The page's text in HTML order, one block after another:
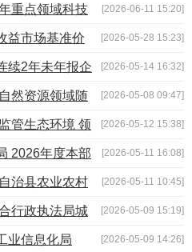
[2026-06-11 15:20]
重点领域科技
[2026-05-28 15:23]
益市场基准价
[2026-05-14 16:32]
续2年未年报企
[2026-05-08 09:47]
然资源领域随
资源领域“双随机、一公开”抽
[2026-05-12 15:38]
管生态环境 领
作计划的通知 [2026-05-11 16:08]
2026年度本部
划、部门“一业一查”联合抽查
公开”联合抽查工作计划
[2026-05-11 10:45]
治县农业农村
计划、部门联合“双随机、一公
监管抽查计划的通知
[2026-05-09 15:19]
行政执法局城
查计划、部门联合“双随机、
[2026-05-09 14:26]
业信息化局